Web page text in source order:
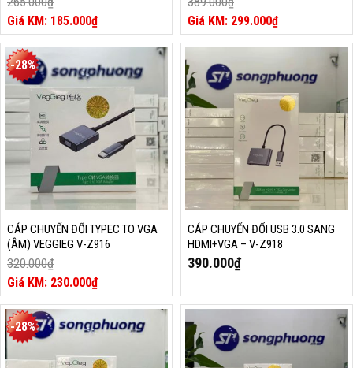
Giá
gốc
là:
265.000₫.
185.000₫
Giá
hiện
tại
là:
185.000₫.
Giá
gốc
là:
389.000₫.
299.000₫
Giá
hiện
tại
là:
299.000₫.
-28%
CÁP CHUYỂN ĐỔI TYPEC TO VGA
(ÂM) VEGGIEG V-Z916
320.000₫
Giá
gốc
là:
320.000₫.
230.000₫
Giá
hiện
tại
là:
230.000₫.
CÁP CHUYỂN ĐỔI USB 3.0 SANG
HDMI+VGA – V-Z918
390.000₫
-28%